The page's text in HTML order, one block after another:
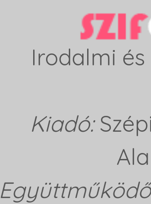
Irodalmi
Kiadó: